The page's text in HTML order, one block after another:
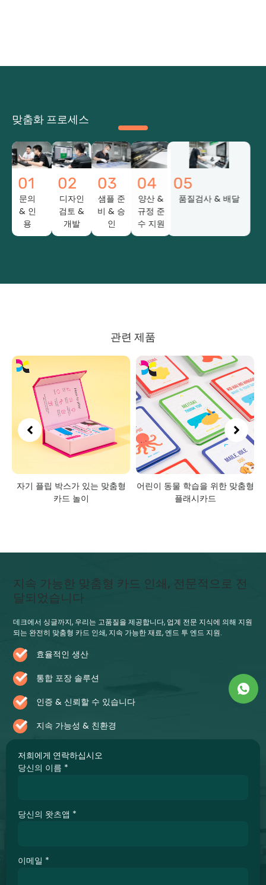
맞춤화 프로세스
01
문의
& 인
용
02
디자인
검토 &
개발
03
샘플 준
비 & 승
인
04
양산 &
규정 준
수 지원
05
품질검사 & 배달
관련 제품
자기 플립 박스가 있는 맞춤형
카드 놀이
어린이 동물 학습을 위한 맞춤형
플래시카드
저희에게 연락하십시오
당신의 이름 *
당신의 왓츠앱 *
이메일 *
지속 가능한 맞춤형 카드 인쇄, 전문적으로 전
달되었습니다
데크에서 싱글까지, 우리는 고품질을 제공합니다, 업계 전문 지식에 의해 지원
되는 완전히 맞춤형 카드 인쇄, 지속 가능한 재료, 엔드 투 엔드 지원.
효율적인 생산
통합 포장 솔루션
인증 & 신뢰할 수 있습니다
지속 가능성 & 친환경